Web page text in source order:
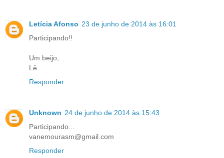
Letícia Afonso 23 de junho de 2014 às 16:01
Participando!!
Um beijo,
Lê.
Responder
Unknown 24 de junho de 2014 às 15:43
Participando...
vanemourasm@gmail.com
Responder